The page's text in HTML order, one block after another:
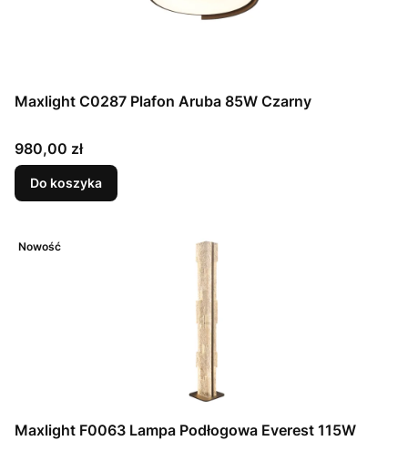
Maxlight C0287 Plafon Aruba 85W Czarny
Cena
980,00 zł
Do koszyka
Nowość
Maxlight F0063 Lampa Podłogowa Everest 115W